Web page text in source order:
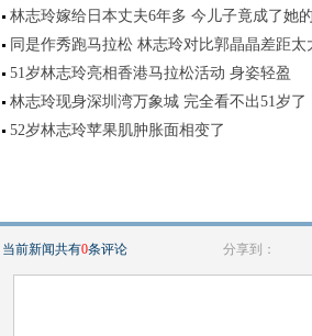
林志玲嫁给日本丈夫6年多 今儿子竟成了她
同是作秀跑马拉松 林志玲对比郭晶晶差距太
51岁林志玲亮相香港马拉松活动 身姿轻盈
林志玲现身深圳湾万象城 完全看不出51岁了
52岁林志玲苹果肌肿胀面相变了
当前新闻共有0条评论 分享到：